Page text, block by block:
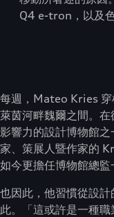
Q4 e-tron，以及
每週，Mateo Kries 穿
萊茵河畔魏爾之間。
影響力的設計博物館
家、策展人暨作家的
如今更擔任博物館總監
也因此，他習慣從設
此。「這或許是一種